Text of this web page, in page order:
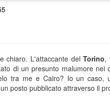
chiaro. L'attaccante delTorino,
di un presunto malumore nei
tra me e Cairo? Io un caso,
posto pubblicato attraverso il